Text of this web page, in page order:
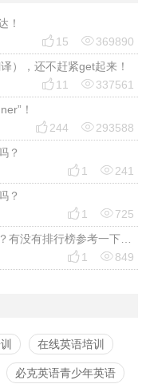
！
 15 369890
），还不赶紧get起来！
 11 337561
！
 244 293588
？
 1 241
？
 1 725
有人知道外贸英语口语培训机构哪家好吗？有没有排行榜参考一下？最好说下费用
 1 849
在线英语培训
必克英语青少年英语